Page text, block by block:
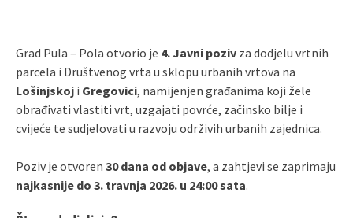
Grad Pula – Pola otvorio je 4. Javni poziv za dodjelu vrtnih
parcela i Društvenog vrta u sklopu urbanih vrtova na
Lošinjskoj i Gregovici, namijenjen građanima koji žele
obrađivati vlastiti vrt, uzgajati povrće, začinsko bilje i
cvijeće te sudjelovati u razvoju održivih urbanih zajednica.
Poziv je otvoren 30 dana od objave, a zahtjevi se zaprimaju
najkasnije do 3. travnja 2026. u 24:00 sata.